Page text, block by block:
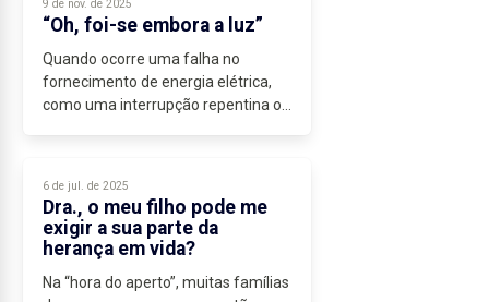
9 de nov. de 2025
“Oh, foi-se embora a luz”
Quando ocorre uma falha no
fornecimento de energia elétrica,
como uma interrupção repentina ou
direito...
6 de jul. de 2025
Dra., o meu filho pode me
exigir a sua parte da
herança em vida?
Na “hora do aperto”, muitas famílias